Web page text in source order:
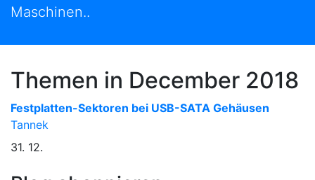
Maschinen..
Themen in December 2018
Festplatten-Sektoren bei USB-SATA Gehäusen
Tannek
31. 12.